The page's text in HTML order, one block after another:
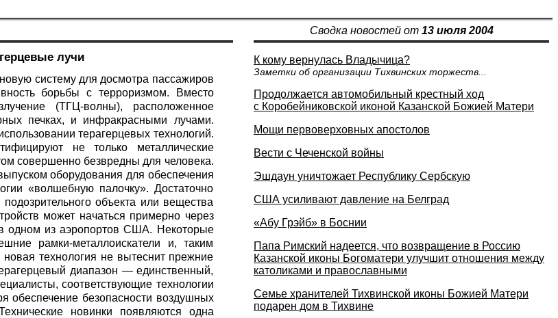
Сводка новостей от 13 июля 2004
лучи
систему для досмотра пассажиров
борьбы с терроризмом. Вместо
(ТГЦ-волны), расположенное
печках, и инфракрасными лучами.
терагерцевых технологий.
не только металлические
совершенно безвредны для человека.
оборудования для обеспечения
«волшебную палочку». Достаточно
объекта или вещества
может начаться примерно через
одном из аэропортов США. Некоторые
рамки-металлоискатели и, таким
технология не вытеснит прежние
диапазон — единственный,
соответствующие технологии
обеспечение безопасности воздушных
новинки появляются одна
К кому вернулась Владычица?
Заметки об организации Тихвинских торжеств...
Продолжается автомобильный крестный ход
с Коробейниковской иконой Казанской Божией Матери
Мощи первоверховных апостолов
Вести с Чеченской войны
Эшдаун уничтожает Республику Сербскую
США усиливают давление на Белград
«Абу Грэйб» в Боснии
Папа Римский надеется, что возвращение в Россию
Казанской иконы Богоматери улучшит отношения между
католиками и православными
Семье хранителей Тихвинской иконы Божией Матери
подарен дом в Тихвине